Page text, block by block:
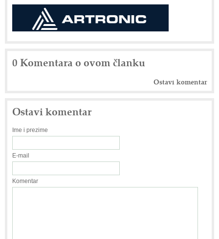
0 Komentara o ovom članku
Ostavi komentar
Ostavi komentar
Ime i prezime
E-mail
Komentar